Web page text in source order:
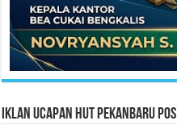
Iklan Ucapan HUT Pekanbaru Pos